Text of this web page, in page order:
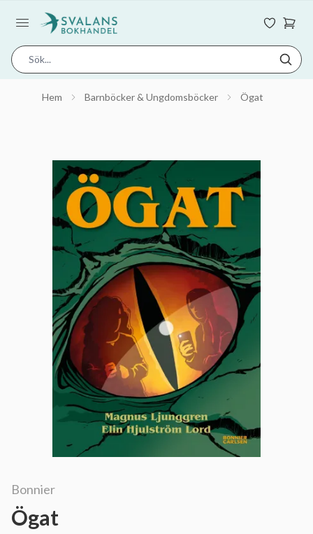
Hem Barnböcker & Ungdomsböcker Ögat
Bonnier
Ögat